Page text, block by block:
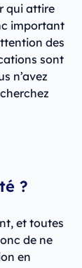
qui attire
important
des
sont
n’avez
?
et toutes
de ne
en